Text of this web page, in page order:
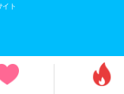
イト